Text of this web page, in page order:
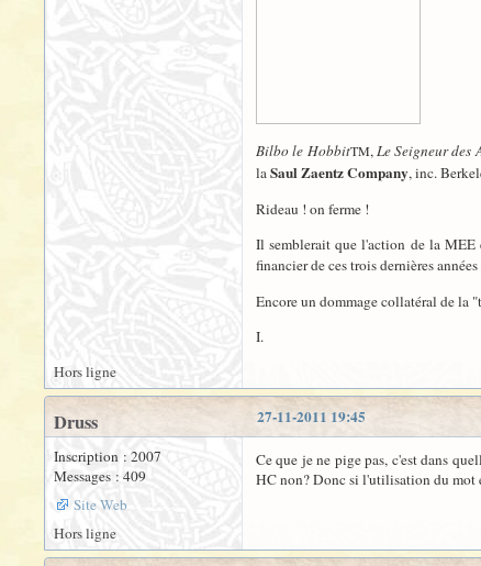
Bilbo le HobbitTM,Le Seigneur des
laSaul Zaentz Company, inc.
Rideau ! on ferme !
Il semblerait que l'action de la
financier de ces trois dernières
Encore un dommage collatéral de la
I.
Hors ligne
27-11-2011 19:45
Druss
Inscription : 2007
Messages : 409
Site Web
Ce que je ne pige pas, c'est dans
HC non? Donc si l'utilisation du mot
Hors ligne